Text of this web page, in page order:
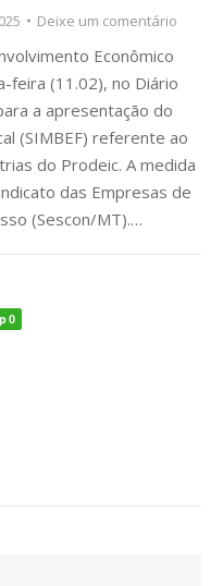
Deixe um comentário
Econômico
feira (11.02), no Diário
a apresentação do
(SIMBEF) referente ao
do Prodeic. A medida
das Empresas de
(Sescon/MT).…
0